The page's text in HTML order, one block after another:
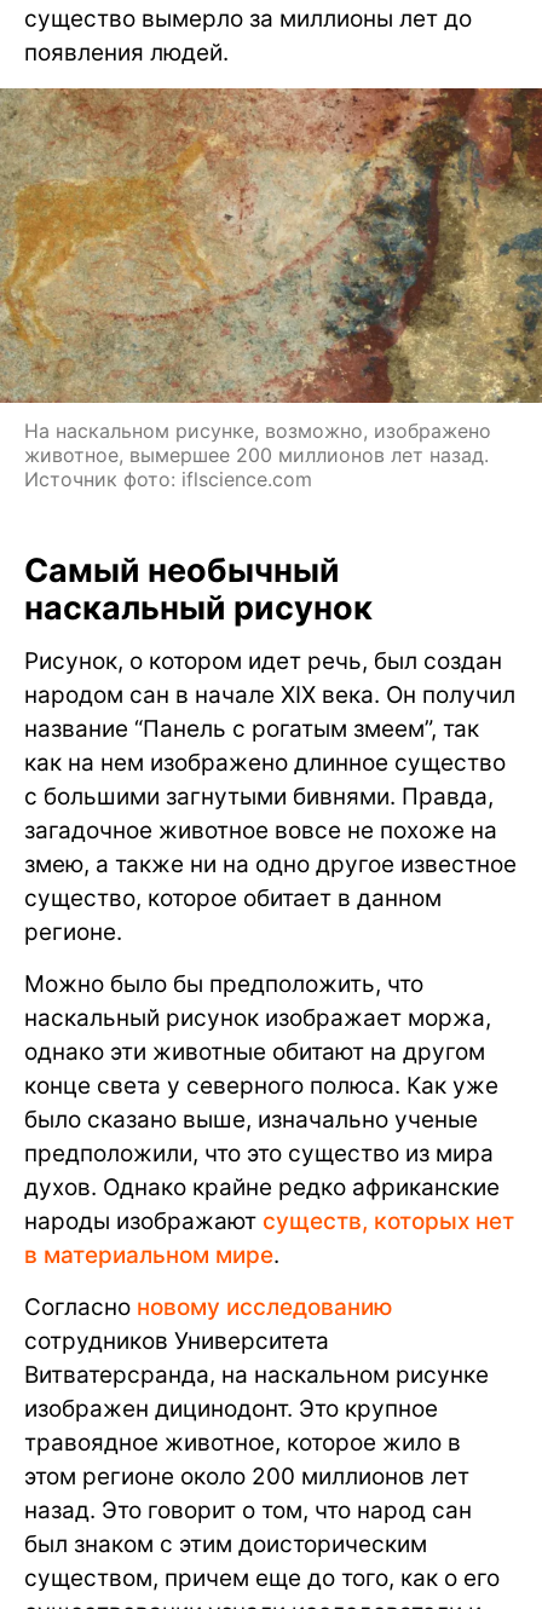
существо вымерло за миллионы лет до
появления людей.
На наскальном рисунке, возможно, изображено
животное, вымершее 200 миллионов лет назад.
Источник фото: iflscience.com
Самый необычный
наскальный рисунок
Рисунок, о котором идет речь, был создан
народом сан в начале XIX века. Он получил
название “Панель с рогатым змеем”, так
как на нем изображено длинное существо
с большими загнутыми бивнями. Правда,
загадочное животное вовсе не похоже на
змею, а также ни на одно другое известное
существо, которое обитает в данном
регионе.
Можно было бы предположить, что
наскальный рисунок изображает моржа,
однако эти животные обитают на другом
конце света у северного полюса. Как уже
было сказано выше, изначально ученые
предположили, что это существо из мира
духов. Однако крайне редко африканские
народы изображают существ, которых нет
в материальном мире.
Согласно новому исследованию
сотрудников Университета
Витватерсранда, на наскальном рисунке
изображен дицинодонт. Это крупное
травоядное животное, которое жило в
этом регионе около 200 миллионов лет
назад. Это говорит о том, что народ сан
был знаком с этим доисторическим
существом, причем еще до того, как о его